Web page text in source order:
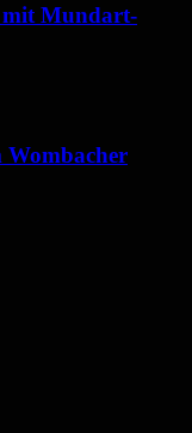
mit Mundart-